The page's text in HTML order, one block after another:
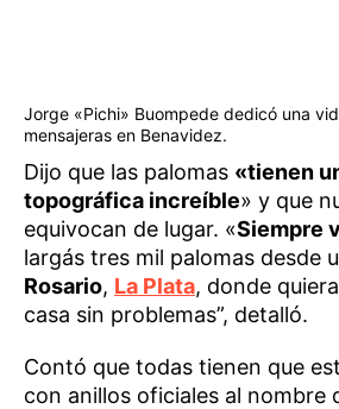
Jorge «Pichi» Buompede dedicó una
mensajeras en Benavidez.
Dijo que las palomas «tienen
topográfica increíble» y que
equivocan de lugar. «Siempre
largás tres mil palomas desde
Rosario, La Plata, donde
casa sin problemas”, detalló.
Contó que todas tienen que
con anillos oficiales al nombre